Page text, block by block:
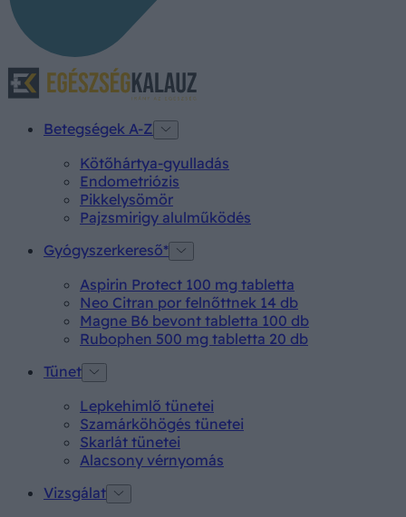
Betegségek A-Z
Kötőhártya-gyulladás
Endometriózis
Pikkelysömör
Pajzsmirigy alulműködés
Gyógyszerkereső*
Aspirin Protect 100 mg tabletta
Neo Citran por felnőttnek 14 db
Magne B6 bevont tabletta 100 db
Rubophen 500 mg tabletta 20 db
Tünet
Lepkehimlő tünetei
Szamárköhögés tünetei
Skarlát tünetei
Alacsony vérnyomás
Vizsgálat